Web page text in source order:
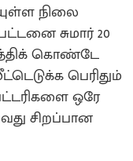
நிலை
சுமார் 20
கொண்டே
பெரிதும்
ஒரே
சிறப்பான